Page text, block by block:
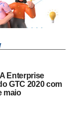
Enterprise
GTC 2020 com
maio